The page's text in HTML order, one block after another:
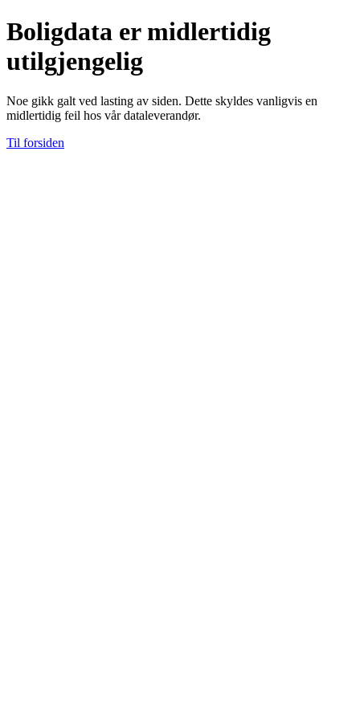
Boligdata er midlertidig
utilgjengelig
Noe gikk galt ved lasting av siden. Dette skyldes vanligvis en
midlertidig feil hos vår dataleverandør.
Til forsiden